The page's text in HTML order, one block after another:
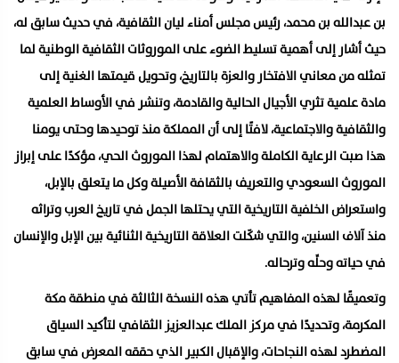
بن عبدالله بن محمد، رئيس مجلس أمناء ليان الثقافية، في حديث سابق له،
حيث أشار إلى أهمية تسليط الضوء على الموروثات الثقافية الوطنية لما
تمثله من معاني الافتخار والعزة بالتاريخ، وتحويل قيمتها الغنية إلى
مادة علمية تثري الأجيال الحالية والقادمة، وتنشر في الأوساط العلمية
والثقافية والاجتماعية، لافتًا إلى أن المملكة منذ توحيدها وحتى يومنا
هذا صبت الرعاية الكاملة والاهتمام لهذا الموروث الحي، مؤكدًا على إبراز
الموروث السعودي والتعريف بالثقافة الأصيلة وكل ما يتعلق بالإبل،
واستعراض الخلفية التاريخية التي يحتلها الجمل في تاريخ العرب وتراثه
منذ آلاف السنين، والتي شكّلت العلاقة التاريخية الثنائية بين الإبل والإنسان
في حياته وحلِّه وترحاله.
وتعميقًا لهذه المفاهيم تأتي هذه النسخة الثالثة في منطقة مكة
المكرمة، وتحديدًا في مركز الملك عبدالعزيز الثقافي لتأكيد السياق
المضطرد لهذه النجاحات، والإقبال الكبير الذي حققه المعرض في سابق